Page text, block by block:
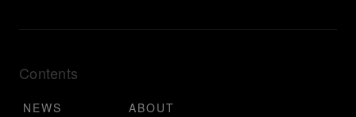
Contents
NEWS
ABOUT